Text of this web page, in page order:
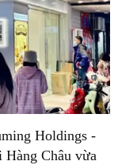
Holdings -
Hàng Châu vừa